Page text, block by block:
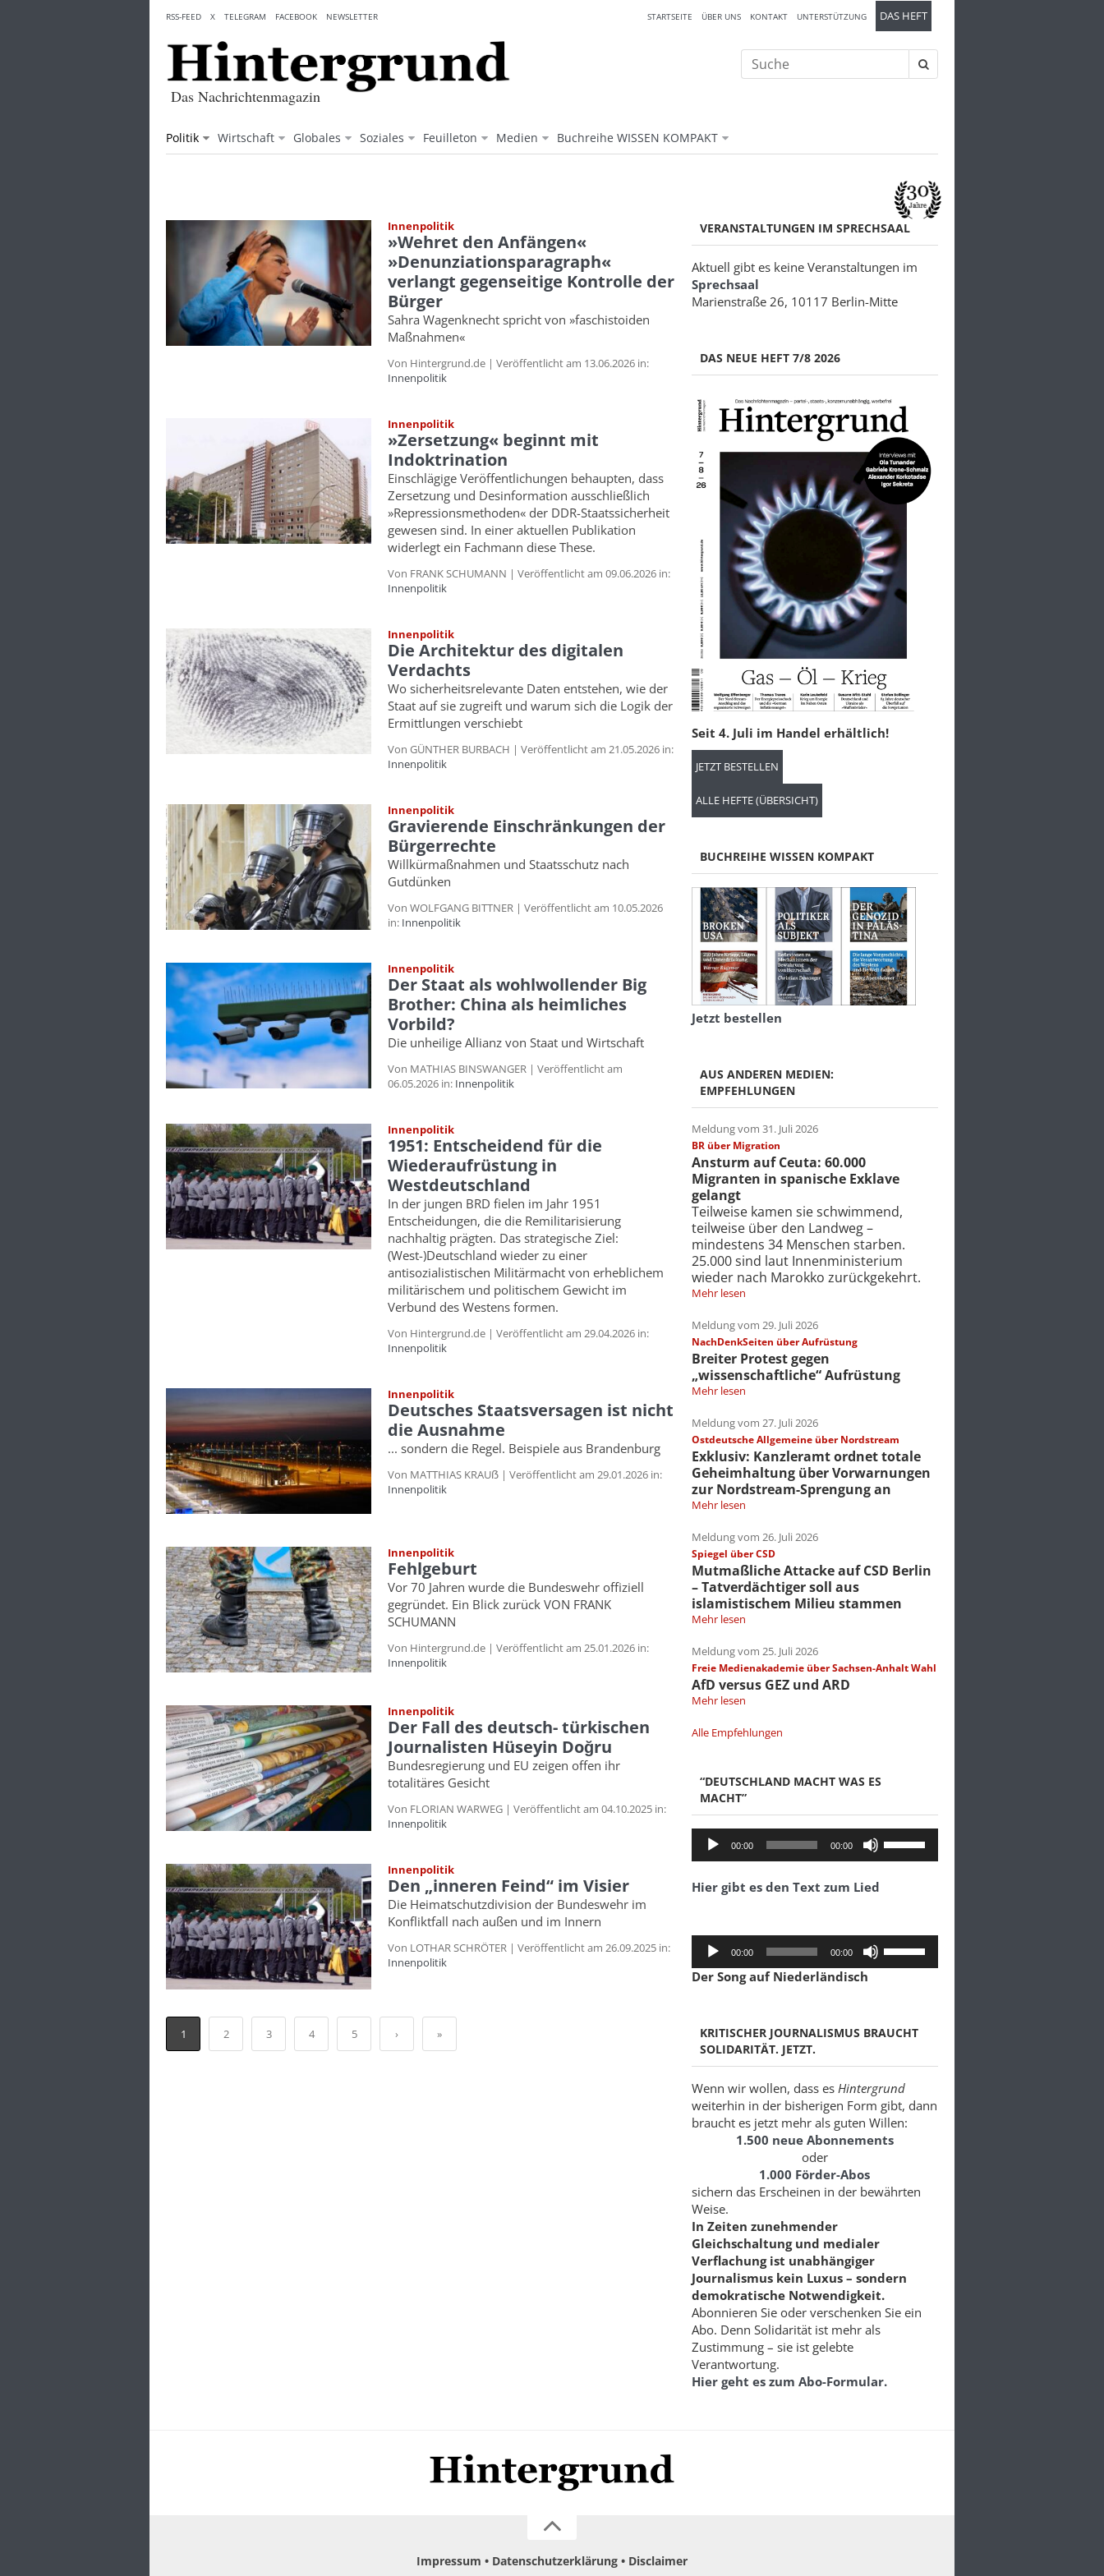
content
Das Nachrichtenmagazin
Politik Wirtschaft Globales Soziales Feuilleton Medien Buchreihe WISSEN KOMPAKT
STARTSEITE ÜBER UNS KONTAKT UNTERSTÜTZUNG DAS HEFT
RSS-FEED X TELEGRAM FACEBOOK NEWSLETTER
Suche
nach:
Innenpolitik
»Wehret den Anfängen«
»Denunziationsparagraph«
verlangt gegenseitige Kontrolle der
Bürger
Sahra Wagenknecht spricht von »faschistoiden
Maßnahmen«
Von Hintergrund.de | Veröffentlicht am 13.06.2026 in:
Innenpolitik
Innenpolitik
»Zersetzung« beginnt mit
Indoktrination
Einschlägige Veröffentlichungen behaupten, dass
Zersetzung und Desinformation ausschließlich
»Repressionsmethoden« der DDR-Staatssicherheit
gewesen sind. In einer aktuellen Publikation
widerlegt ein Fachmann diese These.
Von FRANK SCHUMANN | Veröffentlicht am 09.06.2026 in:
Innenpolitik
Innenpolitik
Die Architektur des digitalen
Verdachts
Wo sicherheitsrelevante Daten entstehen, wie der
Staat auf sie zugreift und warum sich die Logik der
Ermittlungen verschiebt
Von GÜNTHER BURBACH | Veröffentlicht am 21.05.2026 in:
Innenpolitik
Innenpolitik
Gravierende Einschränkungen der
Bürgerrechte
Willkürmaßnahmen und Staatsschutz nach
Gutdünken
Von WOLFGANG BITTNER | Veröffentlicht am 10.05.2026
in: Innenpolitik
Innenpolitik
Der Staat als wohlwollender Big
Brother: China als heimliches
Vorbild?
Die unheilige Allianz von Staat und Wirtschaft
Von MATHIAS BINSWANGER | Veröffentlicht am
06.05.2026 in: Innenpolitik
Innenpolitik
1951: Entscheidend für die
Wiederaufrüstung in
Westdeutschland
In der jungen BRD fielen im Jahr 1951
Entscheidungen, die die Remilitarisierung
nachhaltig prägten. Das strategische Ziel:
(West-)Deutschland wieder zu einer
antisozialistischen Militärmacht von erheblichem
militärischem und politischem Gewicht im
Verbund des Westens formen.
Von Hintergrund.de | Veröffentlicht am 29.04.2026 in:
Innenpolitik
Innenpolitik
Deutsches Staatsversagen ist nicht
die Ausnahme
... sondern die Regel. Beispiele aus Brandenburg
Von MATTHIAS KRAUẞ | Veröffentlicht am 29.01.2026 in:
Innenpolitik
Innenpolitik
Fehlgeburt
Vor 70 Jahren wurde die Bundeswehr offiziell
gegründet. Ein Blick zurück VON FRANK
SCHUMANN
Von Hintergrund.de | Veröffentlicht am 25.01.2026 in:
Innenpolitik
Innenpolitik
Der Fall des deutsch- türkischen
Journalisten Hüseyin Doğru
Bundesregierung und EU zeigen offen ihr
totalitäres Gesicht
Von FLORIAN WARWEG | Veröffentlicht am 04.10.2025 in:
Innenpolitik
Innenpolitik
Den „inneren Feind“ im Visier
Die Heimatschutzdivision der Bundeswehr im
Konfliktfall nach außen und im Innern
Von LOTHAR SCHRÖTER | Veröffentlicht am 26.09.2025 in:
Innenpolitik
1 2 3 4 5 › »
VERANSTALTUNGEN IM SPRECHSAAL
Aktuell gibt es keine Veranstaltungen im
Sprechsaal
Marienstraße 26, 10117 Berlin-Mitte
DAS NEUE HEFT 7/8 2026
Seit 4. Juli im Handel erhältlich!
JETZT BESTELLEN
ALLE HEFTE (ÜBERSICHT)
BUCHREIHE WISSEN KOMPAKT
Jetzt bestellen
AUS ANDEREN MEDIEN:
EMPFEHLUNGEN
Meldung vom 31. Juli 2026
BR über Migration
Ansturm auf Ceuta: 60.000
Migranten in spanische Exklave
gelangt
Teilweise kamen sie schwimmend,
teilweise über den Landweg –
mindestens 34 Menschen starben.
25.000 sind laut Innenministerium
wieder nach Marokko zurückgekehrt.
Mehr lesen
Meldung vom 29. Juli 2026
NachDenkSeiten über Aufrüstung
Breiter Protest gegen
„wissenschaftliche“ Aufrüstung
Mehr lesen
Meldung vom 27. Juli 2026
Ostdeutsche Allgemeine über Nordstream
Exklusiv: Kanzleramt ordnet totale
Geheimhaltung über Vorwarnungen
zur Nordstream-Sprengung an
Mehr lesen
Meldung vom 26. Juli 2026
Spiegel über CSD
Mutmaßliche Attacke auf CSD Berlin
– Tatverdächtiger soll aus
islamistischem Milieu stammen
Mehr lesen
Meldung vom 25. Juli 2026
Freie Medienakademie über Sachsen-Anhalt Wahl
AfD versus GEZ und ARD
Mehr lesen
Alle Empfehlungen
“DEUTSCHLAND MACHT WAS ES
MACHT”
Audio-
Player
00:00 00:00
zu
regeln.
Hier gibt es den Text zum Lied
Audio-
Player
00:00 00:00
Lautstärke
regeln.
Der Song auf Niederländisch
KRITISCHER JOURNALISMUS BRAUCHT
SOLIDARITÄT. JETZT.
Wenn wir wollen, dass es Hintergrund
weiterhin in der bisherigen Form gibt, dann
braucht es jetzt mehr als guten Willen:
1.500 neue Abonnements
oder
1.000 Förder-Abos
sichern das Erscheinen in der bewährten
Weise.
In Zeiten zunehmender
Gleichschaltung und medialer
Verflachung ist unabhängiger
Journalismus kein Luxus – sondern
demokratische Notwendigkeit.
Abonnieren Sie oder verschenken Sie ein
Abo. Denn Solidarität ist mehr als
Zustimmung – sie ist gelebte
Verantwortung.
Hier geht es zum Abo-Formular.
Impressum Datenschutzerklärung Disclaimer